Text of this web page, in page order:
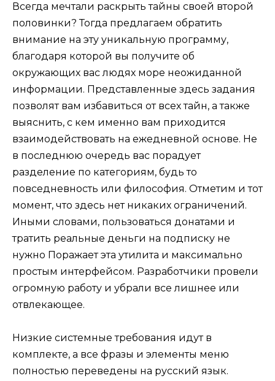
Всегда мечтали раскрыть тайны своей второй
половинки? Тогда предлагаем обратить
внимание на эту уникальную программу,
благодаря которой вы получите об
окружающих вас людях море неожиданной
информации. Представленные здесь задания
позволят вам избавиться от всех тайн, а также
выяснить, с кем именно вам приходится
взаимодействовать на ежедневной основе. Не
в последнюю очередь вас порадует
разделение по категориям, будь то
повседневность или философия. Отметим и тот
момент, что здесь нет никаких ограничений.
Иными словами, пользоваться донатами и
тратить реальные деньги на подписку не
нужно Поражает эта утилита и максимально
простым интерфейсом. Разработчики провели
огромную работу и убрали все лишнее или
отвлекающее.
Низкие системные требования идут в
комплекте, а все фразы и элементы меню
полностью переведены на русский язык.